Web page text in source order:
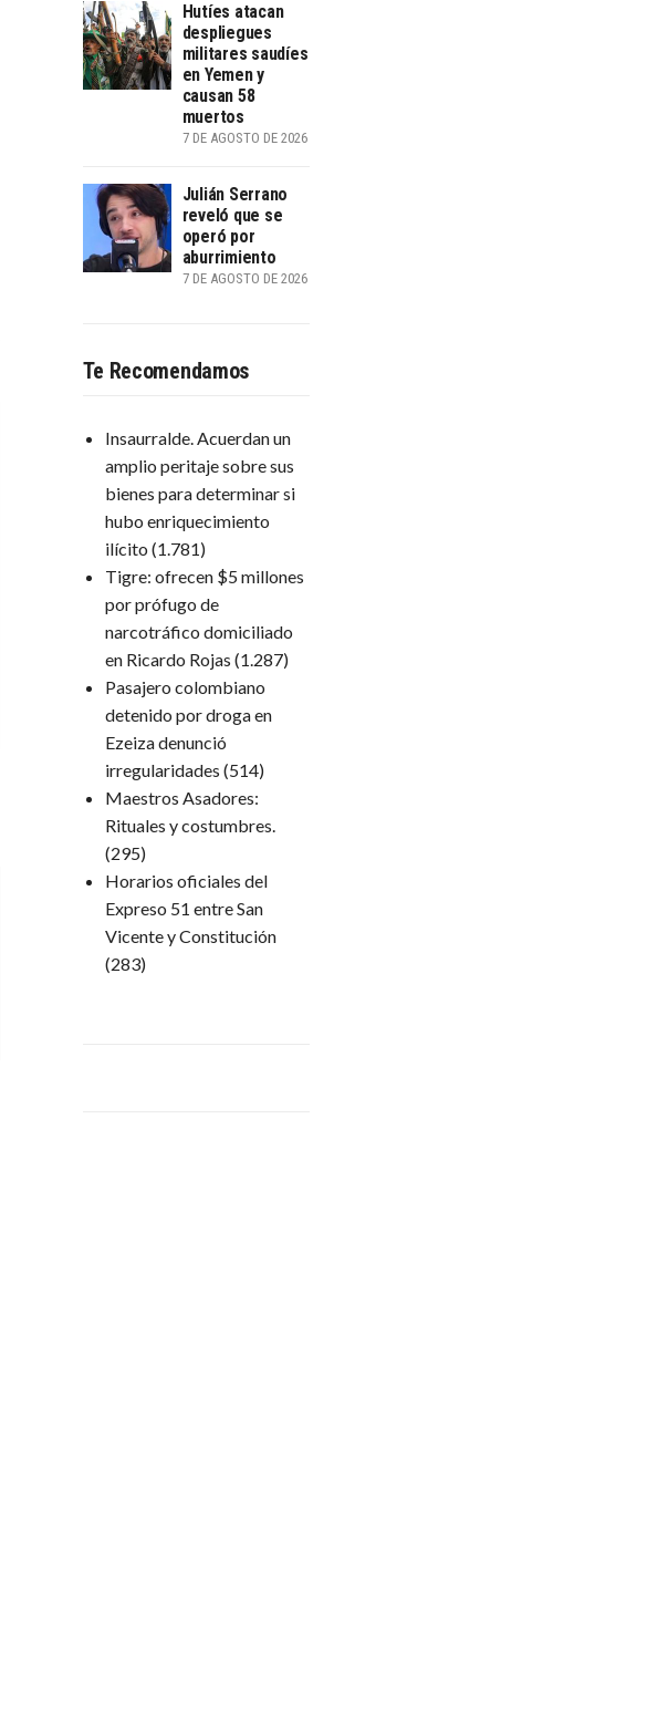
Hutíes atacan
despliegues
militares saudíes
en Yemen y
causan 58
muertos
7 DE AGOSTO DE 2026
Julián Serrano
reveló que se
operó por
aburrimiento
7 DE AGOSTO DE 2026
Te Recomendamos
Insaurralde. Acuerdan un
amplio peritaje sobre sus
bienes para determinar si
hubo enriquecimiento
ilícito (1.781)
Tigre: ofrecen $5 millones
por prófugo de
narcotráfico domiciliado
en Ricardo Rojas (1.287)
Pasajero colombiano
detenido por droga en
Ezeiza denunció
irregularidades (514)
Maestros Asadores:
Rituales y costumbres.
(295)
Horarios oficiales del
Expreso 51 entre San
Vicente y Constitución
(283)